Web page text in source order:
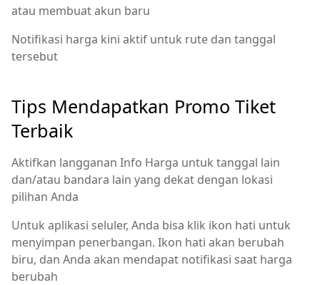
atau membuat akun baru
Notifikasi harga kini aktif untuk rute dan tanggal
tersebut
Tips Mendapatkan Promo Tiket
Terbaik
Aktifkan langganan Info Harga untuk tanggal lain
dan/atau bandara lain yang dekat dengan lokasi
pilihan Anda
Untuk aplikasi seluler, Anda bisa klik ikon hati untuk
menyimpan penerbangan. Ikon hati akan berubah
biru, dan Anda akan mendapat notifikasi saat harga
berubah